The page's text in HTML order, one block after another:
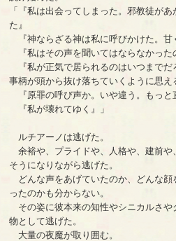
「『私は出会ってしまった。邪教徒が
た』
『神ならざる神は私に呼びかけた。甘
『私はその声を聞いてはならなかった
『私が正気で居られるのはいつまでだ
事柄が頭から抜け落ちていくように思え
『原罪の呼び声か。いや違う。もっと
『私が壊れてゆく』」
ルチアーノは逃げた。
余裕や、プライドや、人格や、建前や
そうになりながら逃げた。
どんな声をあげていたのか、どんな顔
ったのかも分からない。
その姿に彼本来の知性やシニカルさや
物として逃げた。
大量の夜魔が取り囲む。